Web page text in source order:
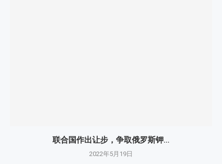
联合国作出让步，争取俄罗斯钾...
2022年5月19日